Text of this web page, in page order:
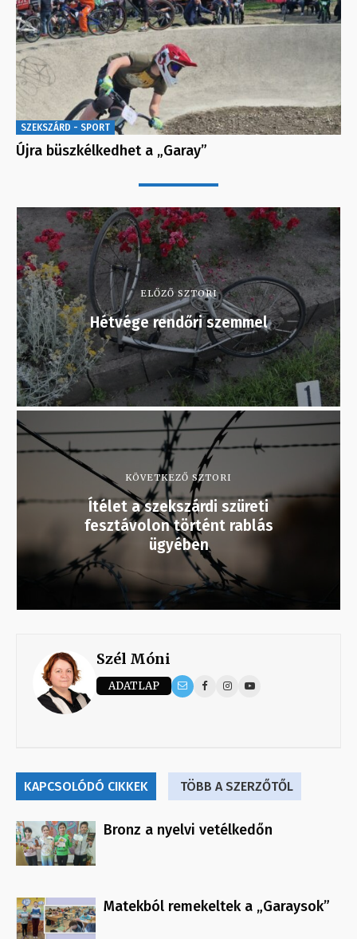
SZEKSZÁRD - SPORT
Újra büszkélkedhet a „Garay”
ELŐZŐ SZTORI
Hétvége rendőri szemmel
KÖVETKEZŐ SZTORI
Ítélet a szekszárdi szüreti
fesztávolon történt rablás
ügyében
Szél Móni
ADATLAP
KAPCSOLÓDÓ CIKKEK TÖBB A SZERZŐTŐL
Bronz a nyelvi vetélkedőn
Matekból remekeltek a „Garaysok”